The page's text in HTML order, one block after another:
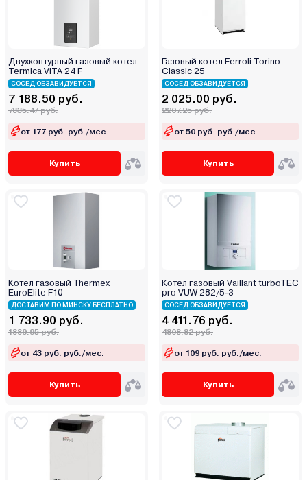
Двухконтурный газовый котел
Termica VITA 24 F
СОСЕД ОБЗАВИДУЕТСЯ
7 188.50 руб.
7835.47 руб.
от 177 руб. руб./мес.
Купить
Газовый котел Ferroli Torino
Classic 25
СОСЕД ОБЗАВИДУЕТСЯ
2 025.00 руб.
2207.25 руб.
от 50 руб. руб./мес.
Купить
Котел газовый Thermex
EuroElite F10
ДОСТАВИМ ПО МИНСКУ БЕСПЛАТНО
1 733.90 руб.
1889.95 руб.
от 43 руб. руб./мес.
Купить
Котел газовый Vaillant turboTEC
pro VUW 282/5-3
СОСЕД ОБЗАВИДУЕТСЯ
4 411.76 руб.
4808.82 руб.
от 109 руб. руб./мес.
Купить